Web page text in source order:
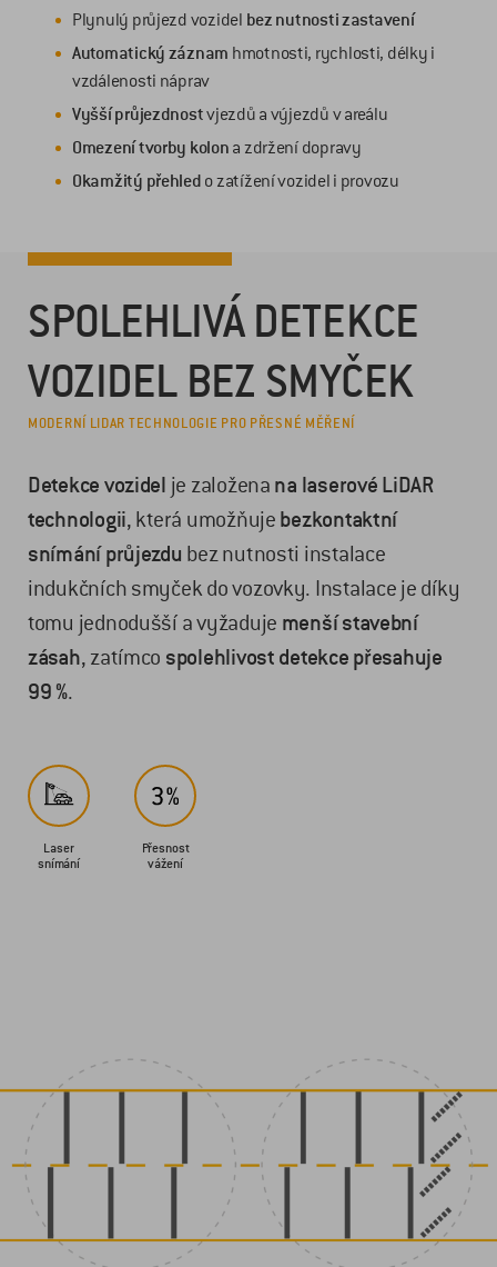
Plynulý průjezd vozidel bez nutnosti zastavení
Automatický záznam hmotnosti, rychlosti, délky i
vzdálenosti náprav
Vyšší průjezdnostvjezdů a výjezdů v areálu
Omezení tvorby kolon a zdržení dopravy
Okamžitý přehled o zatížení vozidel i provozu
SPOLEHLIVÁ DETEKCE
VOZIDEL BEZ SMYČEK
MODERNÍ LIDAR TECHNOLOGIE PRO PŘESNÉ MĚŘENÍ
Detekce vozidel je založena na laserové LiDAR
technologii, která umožňuje bezkontaktní
snímání průjezdu bez nutnosti instalace
indukčních smyček do vozovky. Instalace je díky
tomu jednodušší a vyžaduje menší stavební
zásah, zatímco spolehlivost detekce přesahuje
99 %.
Laser
snímání
Přesnost
vážení